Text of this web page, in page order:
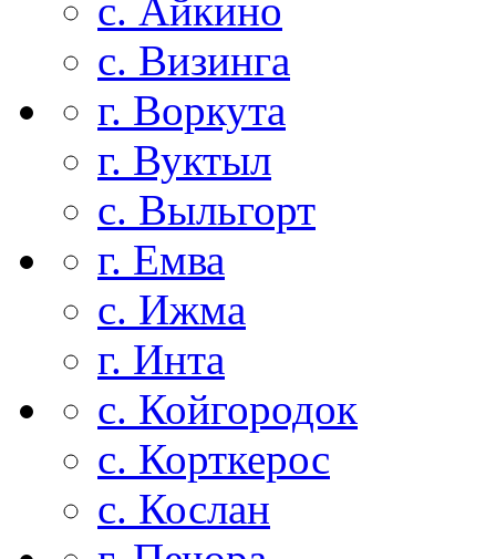
с. Айкино
с. Визинга
г. Воркута
г. Вуктыл
с. Выльгорт
г. Емва
с. Ижма
г. Инта
с. Койгородок
с. Корткерос
с. Кослан